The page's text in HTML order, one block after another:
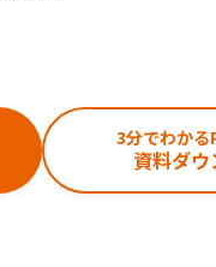
3分でわか
資料ダ